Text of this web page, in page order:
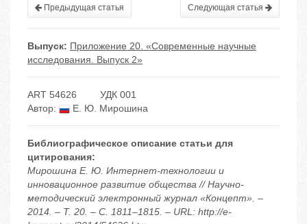
Предыдущая статья Следующая статья
Выпуск: Приложение 20. «Современные научные
исследования. Выпуск 2»
ART 54626
УДК 001
Автор:
Е. Ю. Мирошина
Библиографическое описание статьи для
цитирования:
Мирошина Е. Ю. Интернет-технологии и
инновационное развитие общества // Научно-
методический электронный журнал «Концепт». –
2014. – Т. 20. – С. 1811–1815. – URL: http://e-